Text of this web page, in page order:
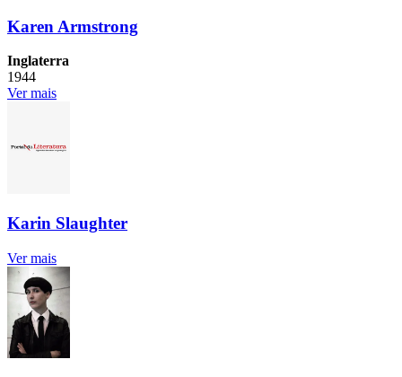
Karen Armstrong
Inglaterra
1944
Ver mais
Karin Slaughter
Ver mais